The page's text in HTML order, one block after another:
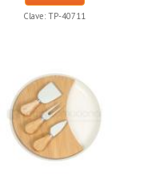
Clave: TP-40711